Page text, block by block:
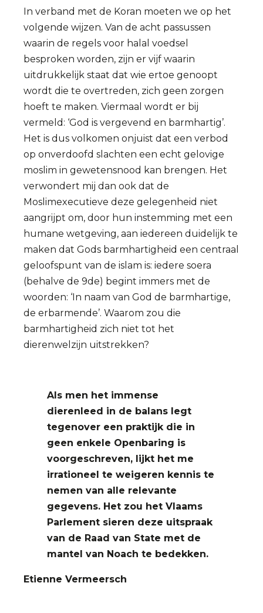
In verband met de Koran moeten we op het
volgende wijzen. Van de acht passussen
waarin de regels voor halal voedsel
besproken worden, zijn er vijf waarin
uitdrukkelijk staat dat wie ertoe genoopt
wordt die te overtreden, zich geen zorgen
hoeft te maken. Viermaal wordt er bij
vermeld: ‘God is vergevend en barmhartig’.
Het is dus volkomen onjuist dat een verbod
op onverdoofd slachten een echt gelovige
moslim in gewetensnood kan brengen. Het
verwondert mij dan ook dat de
Moslimexecutieve deze gelegenheid niet
aangrijpt om, door hun instemming met een
humane wetgeving, aan iedereen duidelijk te
maken dat Gods barmhartigheid een centraal
geloofspunt van de islam is: iedere soera
(behalve de 9de) begint immers met de
woorden: ‘In naam van God de barmhartige,
de erbarmende’. Waarom zou die
barmhartigheid zich niet tot het
dierenwelzijn uitstrekken?
Als men het immense
dierenleed in de balans legt
tegenover een praktijk die in
geen enkele Openbaring is
voorgeschreven, lijkt het me
irrationeel te weigeren kennis te
nemen van alle relevante
gegevens. Het zou het Vlaams
Parlement sieren deze uitspraak
van de Raad van State met de
mantel van Noach te bedekken.
Etienne Vermeersch